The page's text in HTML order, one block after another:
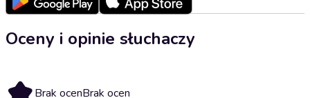
Oceny i opinie słuchaczy
Brak ocenBrak ocen